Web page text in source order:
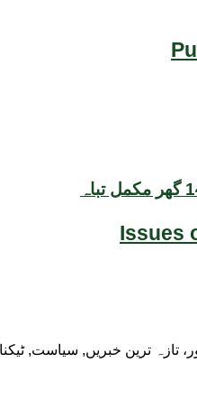
Issues
تازہ ترین خبریں, سیاست,